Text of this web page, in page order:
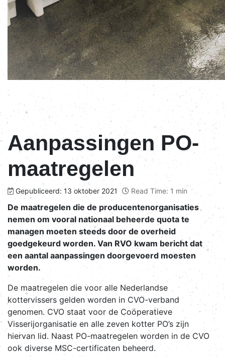
Aanpassingen PO-
maatregelen
Gepubliceerd: 13 oktober 2021 Read Time: 1 min
De maatregelen die de producentenorganisaties
nemen om vooral nationaal beheerde quota te
managen moeten steeds door de overheid
goedgekeurd worden. Van RVO kwam bericht dat
een aantal aanpassingen doorgevoerd moesten
worden.
De maatregelen die voor alle Nederlandse
kottervissers gelden worden in CVO-verband
genomen. CVO staat voor de Coöperatieve
Visserijorganisatie en alle zeven kotter PO’s zijn
hiervan lid. Naast PO-maatregelen worden in de CVO
ook diverse MSC-certificaten beheerd.